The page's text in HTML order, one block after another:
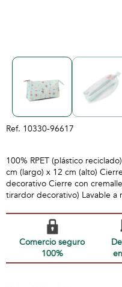
Ref. 10330-96617
100% RPET (plástico
cm (largo) x 12 cm (alto)
decorativo Cierre con
tirardor decorativo) Lavable a
Comercio seguro
100%